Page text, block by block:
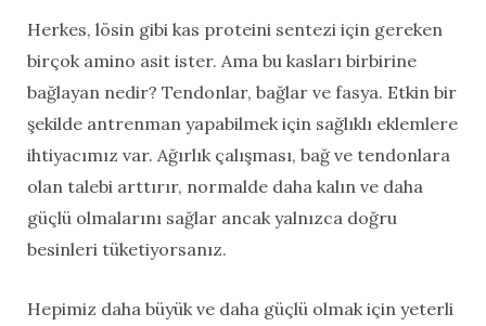
Herkes, lösin gibi kas proteini sentezi için gereken
birçok amino asit ister. Ama bu kasları birbirine
bağlayan nedir? Tendonlar, bağlar ve fasya. Etkin bir
şekilde antrenman yapabilmek için sağlıklı eklemlere
ihtiyacımız var. Ağırlık çalışması, bağ ve tendonlara
olan talebi arttırır, normalde daha kalın ve daha
güçlü olmalarını sağlar ancak yalnızca doğru
besinleri tüketiyorsanız.
Hepimiz daha büyük ve daha güçlü olmak için yeterli